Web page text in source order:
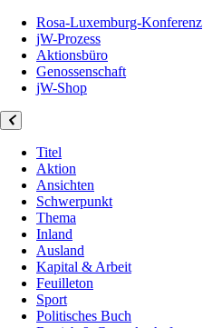
Rosa-Luxemburg-Konferenz
jW-Prozess
Aktionsbüro
Genossenschaft
jW-Shop
Titel
Aktion
Ansichten
Schwerpunkt
Thema
Inland
Ausland
Kapital & Arbeit
Feuilleton
Sport
Politisches Buch